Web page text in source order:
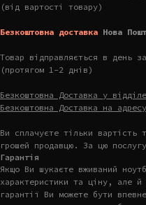
(від вартості товару)
Безкоштовна доставка Нова
Товар відправляється в день
(протягом 1-2 днів)
Безкоштовна Доставка у
Безкоштовна Доставка на адресу
Ви сплачуєте тільки вартість
грошей продавцю. За цю
Гарантія
Якщо Ви шукаєте вживаний
характеристики та ціну, але
гарантії Ви можете бути